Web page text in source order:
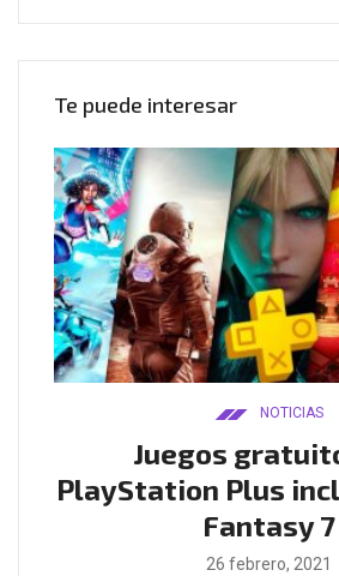
Te puede interesar
NOTICIAS
Juegos
PlayStation Plus
Fantasy 7
26 febrero, 2021